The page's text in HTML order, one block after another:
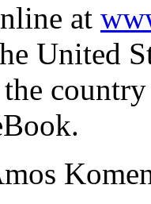
at
United